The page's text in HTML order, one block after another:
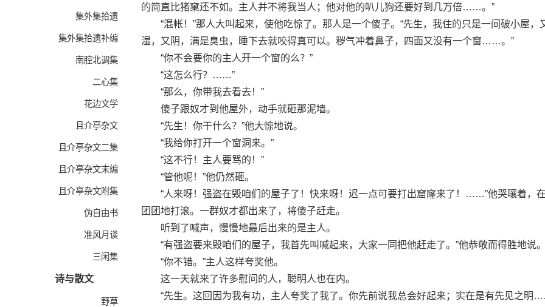
集外集拾遗
集外集拾遗补编
南腔北调集
二心集
花边文学
且介亭杂文
且介亭杂文二集
且介亭杂文末编
且介亭杂文附集
伪自由书
准风月谈
三闲集
诗与散文
野草
的简直比猪窠还不如。主人并不将我当人；他对他的叭儿狗还要好到几万倍……。”
“混帐！”那人大叫起来，使他吃惊了。那人是一个傻子。“先生，我住的只是一间破小屋，
湿，又阴，满是臭虫，睡下去就咬得真可以。秽气冲着鼻子，四面又没有一个窗……。”
“你不会要你的主人开一个窗的么？”
“这怎么行？……”
“那么，你带我去看去！”
傻子跟奴才到他屋外，动手就砸那泥墙。
“先生！你干什么？”他大惊地说。
“我给你打开一个窗洞来。”
“这不行！主人要骂的！”
“管他呢！”他仍然砸。
“人来呀！强盗在毁咱们的屋子了！快来呀！迟一点可要打出窟窿来了！……”他哭嚷着，
团团地打滚。一群奴才都出来了，将傻子赶走。
听到了喊声，慢慢地最后出来的是主人。
“有强盗要来毁咱们的屋子，我首先叫喊起来，大家一同把他赶走了。”他恭敬而得胜地说。
“你不错。”主人这样夸奖他。
这一天就来了许多慰问的人，聪明人也在内。
“先生。这回因为我有功，主人夸奖了我了。你先前说我总会好起来；实在是有先见之明